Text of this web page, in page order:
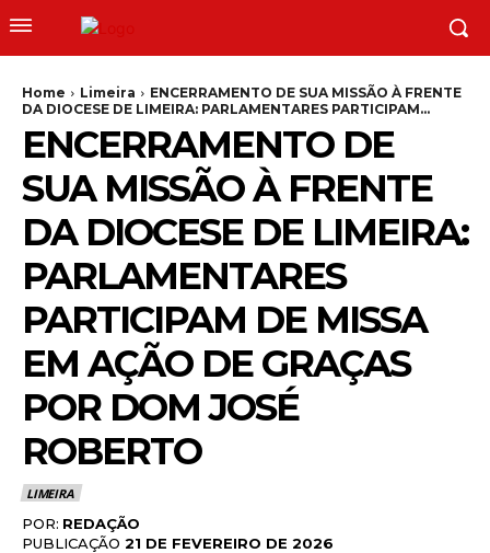
Home Limeira
ENCERRAMENTO DE SUA MISSÃO À FRENTE
DA DIOCESE DE LIMEIRA: PARLAMENTARES PARTICIPAM...
ENCERRAMENTO DE
SUA MISSÃO À FRENTE
DA DIOCESE DE LIMEIRA:
PARLAMENTARES
PARTICIPAM DE MISSA
EM AÇÃO DE GRAÇAS
POR DOM JOSÉ
ROBERTO
LIMEIRA
POR: REDAÇÃO
PUBLICAÇÃO 21 DE FEVEREIRO DE 2026